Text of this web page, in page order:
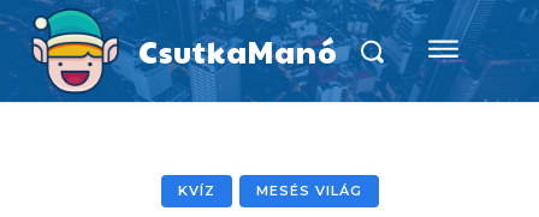
CsutkaManó
KVÍZ MESÉS VILÁG